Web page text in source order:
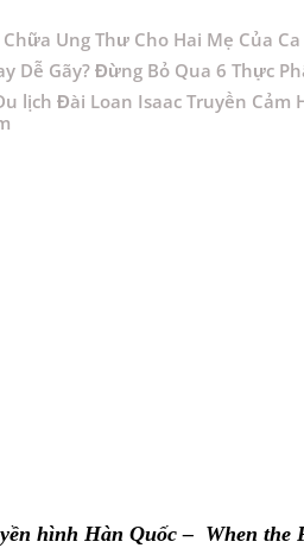
Ung Thư Cho Hai Mẹ Của
Dễ Gãy? Đừng Bỏ Qua 6 Thực
lịch Đài Loan Isaac Truyền
hình Hàn Quốc – When the